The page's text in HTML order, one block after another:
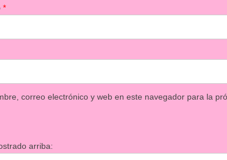
*
correo electrónico y web en este navegador para la
arriba: